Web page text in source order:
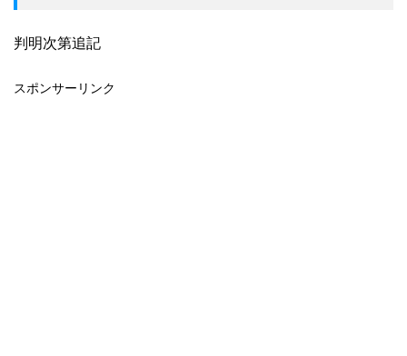
判明次第追記
スポンサーリンク